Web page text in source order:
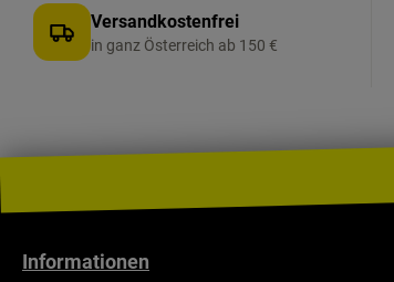
Versandkostenfrei
in ganz Österreich ab 150 €
Informationen